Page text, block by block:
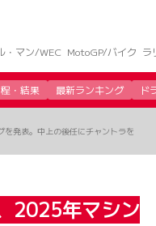
・マン/WEC MotoGP/バイク ラ
・結果 最新ランキング ド
を発表。中上の後任にチャントラを
2025年マシン